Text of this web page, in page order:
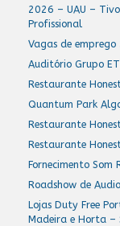
2026 – UAU –
Profissional
Vagas de emprego
Auditório Grupo
Restaurante
Quantum Park
Restaurante
Restaurante
Fornecimento Som
Roadshow de
Lojas Duty Free
Madeira e Horta –